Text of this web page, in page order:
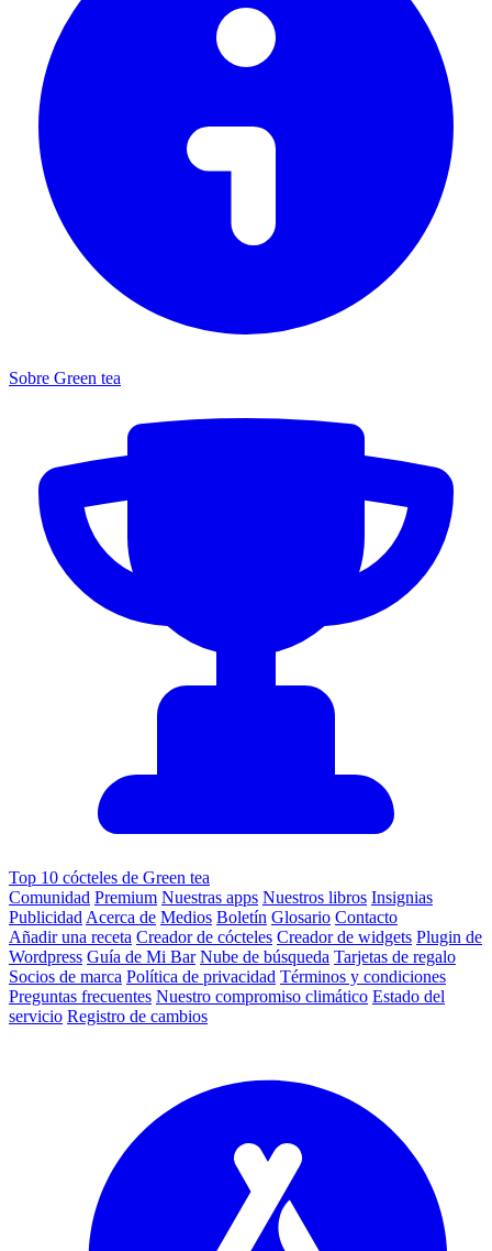
Sobre Green tea
Top 10 cócteles de Green tea
Comunidad Premium Nuestras apps Nuestros libros Insignias
Publicidad Acerca de Medios Boletín Glosario Contacto
Añadir una receta Creador de cócteles Creador de widgets Plugin de
Wordpress Guía de Mi Bar Nube de búsqueda Tarjetas de regalo
Socios de marca Política de privacidad Términos y condiciones
Preguntas frecuentes Nuestro compromiso climático Estado del
servicio Registro de cambios